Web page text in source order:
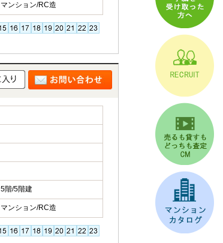
マンション/RC造
5階/5階建
マンション/RC造